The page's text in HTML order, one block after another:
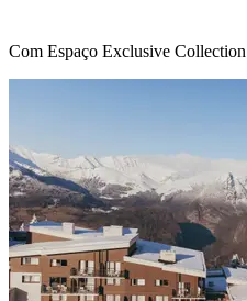
Com Espaço Exclusive Collection